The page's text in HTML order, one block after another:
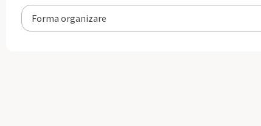
Forma organizare